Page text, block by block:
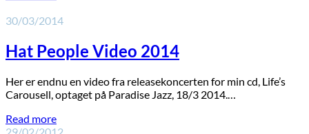
30/03/2014
Hat People Video 2014
Her er endnu en video fra releasekoncerten for min cd, Life’s
Carousell, optaget på Paradise Jazz, 18/3 2014.…
Read more